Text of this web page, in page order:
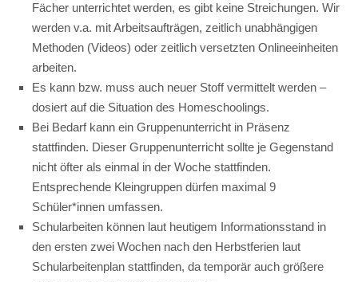
Fächer unterrichtet werden, es gibt keine Streichungen. Wir
werden v.a. mit Arbeitsaufträgen, zeitlich unabhängigen
Methoden (Videos) oder zeitlich versetzten Onlineeinheiten
arbeiten.
Es kann bzw. muss auch neuer Stoff vermittelt werden –
dosiert auf die Situation des Homeschoolings.
Bei Bedarf kann ein Gruppenunterricht in Präsenz
stattfinden. Dieser Gruppenunterricht sollte je Gegenstand
nicht öfter als einmal in der Woche stattfinden.
Entsprechende Kleingruppen dürfen maximal 9
Schüler*innen umfassen.
Schularbeiten können laut heutigem Informationsstand in
den ersten zwei Wochen nach den Herbstferien laut
Schularbeitenplan stattfinden, da temporär auch größere